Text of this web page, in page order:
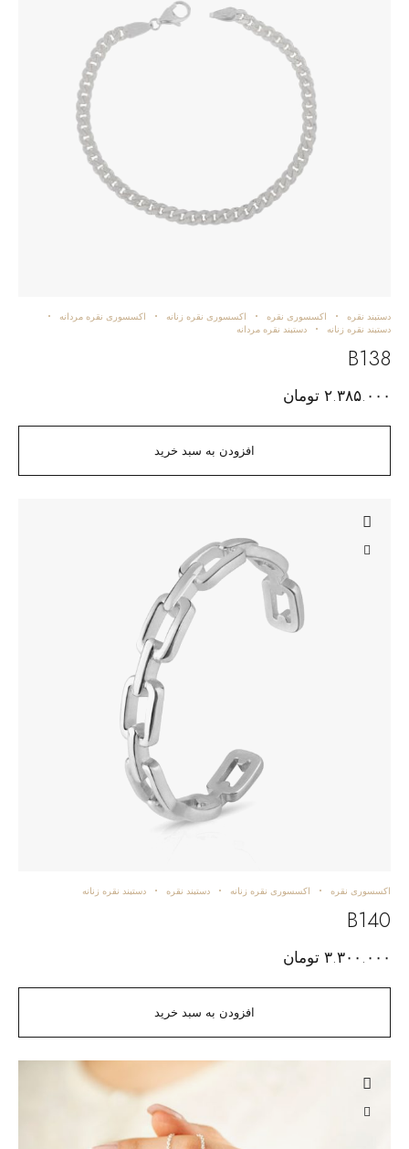
افزودن به سبد خرید
دستبند نقره اکسسوری نقره اکسسوری نقره زنانه
اکسسوری نقره مردانه
دستبند نقره زنانه
دستبند نقره مردانه
B138
۲.۳۸۵.۰۰۰ تومان
افزودن به سبد خرید
اکسسوری نقره اکسسوری نقره زنانه دستبند نقره دستبند نقره زنانه
B140
۳.۳۰۰.۰۰۰ تومان